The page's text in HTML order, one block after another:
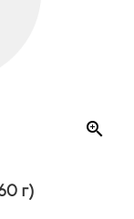
zoom_in
г)